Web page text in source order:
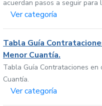
acuerdan pasos a seguir
Ver categoría
Tabla Guía
Menor Cuantía.
Tabla Guía Contrataciones
Cuantía.
Ver categoría